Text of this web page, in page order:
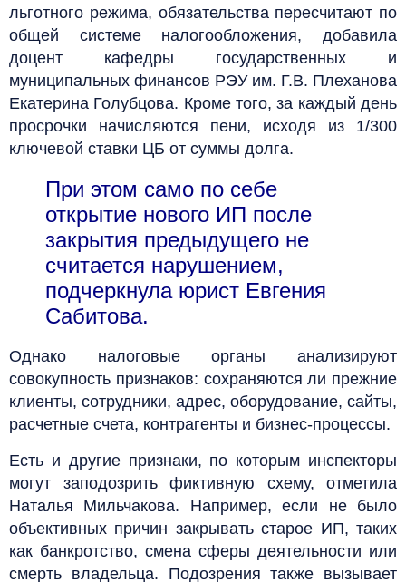
льготного режима, обязательства пересчитают по
общей системе налогообложения, добавила
доцент кафедры государственных и
муниципальных финансов РЭУ им. Г.В. Плеханова
Екатерина Голубцова. Кроме того, за каждый день
просрочки начисляются пени, исходя из 1/300
ключевой ставки ЦБ от суммы долга.
При этом само по себе
открытие нового ИП после
закрытия предыдущего не
считается нарушением,
подчеркнула юрист Евгения
Сабитова.
Однако налоговые органы анализируют
совокупность признаков: сохраняются ли прежние
клиенты, сотрудники, адрес, оборудование, сайты,
расчетные счета, контрагенты и бизнес-процессы.
Есть и другие признаки, по которым инспекторы
могут заподозрить фиктивную схему, отметила
Наталья Мильчакова. Например, если не было
объективных причин закрывать старое ИП, таких
как банкротство, смена сферы деятельности или
смерть владельца. Подозрения также вызывает